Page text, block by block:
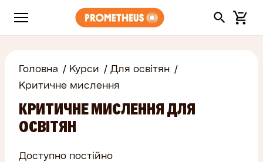
Головна Курси
Для освітян
Критичне мислення
КРИТИЧНЕ МИСЛЕННЯ ДЛЯ
ОСВІТЯН
Доступно постійно